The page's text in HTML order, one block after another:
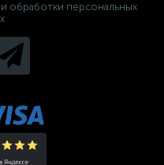
обработки персональных